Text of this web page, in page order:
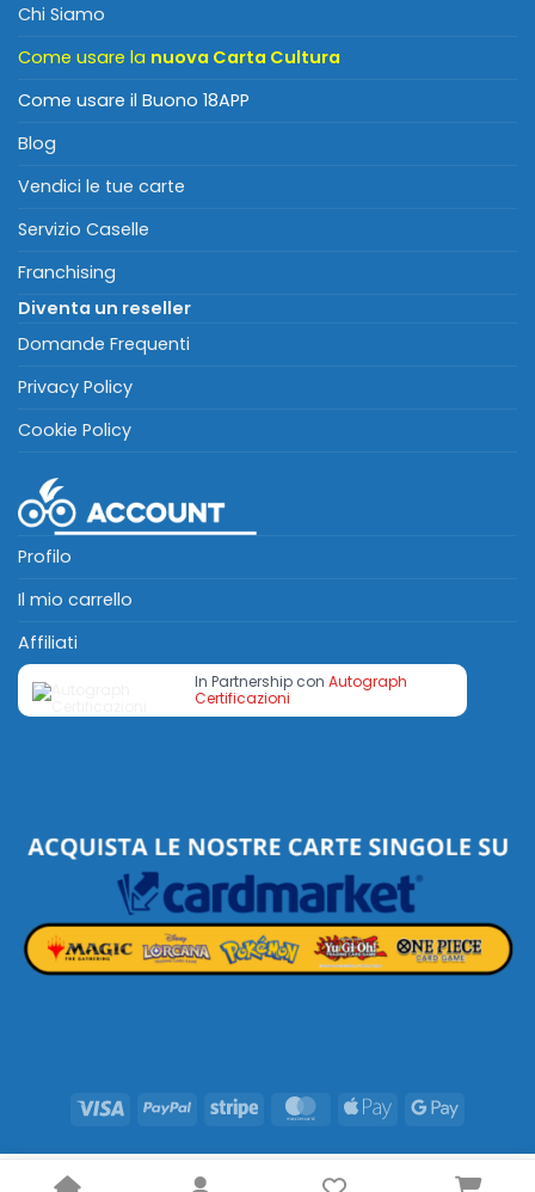
Chi Siamo
Come usare la nuova Carta Cultura
Come usare il Buono 18APP
Blog
Vendici le tue carte
Servizio Caselle
Franchising
Diventa un reseller
Domande Frequenti
Privacy Policy
Cookie Policy
Profilo
Il mio carrello
Affiliati
In Partnership con Autograph
Certificazioni
Visa PayPal Stripe MasterCard
Apple
Google